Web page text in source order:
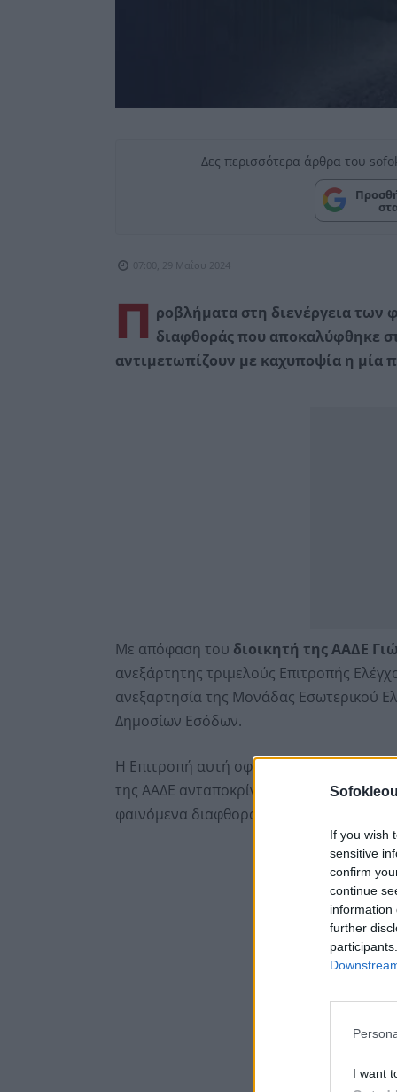
If you wish
sensitive
confirm
continue
information
further
I want
Δες περισσότερα άρθρα του
07:00, 29 Μαΐου 2024
Π
ροβλήματα στη διενέργεια των
διαφθοράς που αποκαλύφθηκε
αντιμετωπίζουν με καχυποψία η μία
Με απόφαση του διοικητή της ΑΑΔΕ
ανεξάρτητης τριμελούς Επιτροπής
ανεξαρτησία της Μονάδας Εσωτερικού
Δημοσίων Εσόδων.
Η Επιτροπή αυτή οφείλει,να εποπτεύει
της ΑΑΔΕ ανταποκρίνεται στο έργο της
φαινόμενα διαφθοράς μέσα στις